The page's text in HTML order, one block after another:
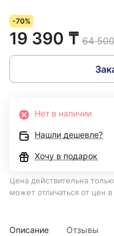
-70%
19 390 ₸ 64
Нет в наличии
Нашли дешевле?
Хочу в подарок
Цена действительна
может отличаться от цен
Описание Отзывы